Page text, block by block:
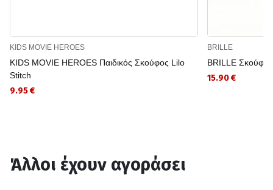
KIDS MOVIE HEROES
KIDS MOVIE HEROES Παιδικός Σκούφος Lilo
Stitch
9.95 €
BRILLE
BRILLE Σκούφος
15.90 €
Άλλοι έχουν αγοράσει